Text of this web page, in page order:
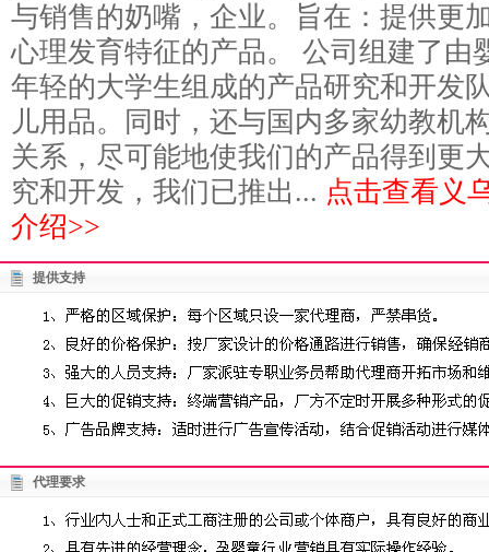
与销售的奶嘴，企业。旨在：提供更
心理发育特征的产品。 公司组建了由
年轻的大学生组成的产品研究和开发
儿用品。同时，还与国内多家幼教机
关系，尽可能地使我们的产品得到更
究和开发，我们已推出... 点击查看义
介绍>>
提供支持
代理要求